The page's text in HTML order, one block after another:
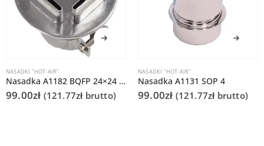
NASADKI "HOT-AIR"
Nasadka A1182 BQFP 24×24 do Quick 861DS/855PG/706
99.00zł (121.77zł brutto)
NASADKI "HOT-AIR"
Nasadka A1131 SOP 4
99.00zł (121.77zł brutto)